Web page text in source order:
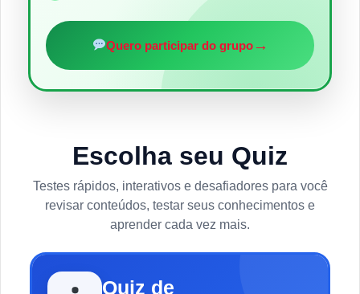
Quero participar do grupo→
Escolha seu Quiz
Testes rápidos, interativos e desafiadores para você
revisar conteúdos, testar seus conhecimentos e
aprender cada vez mais.
Quiz de